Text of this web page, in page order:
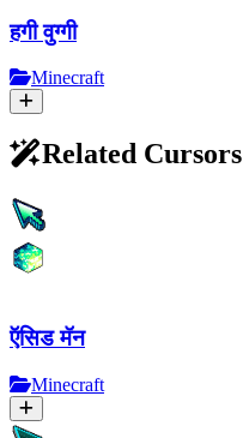
हगी वुग्गी
Minecraft
Related Cursors
ऍसिड मॅन
Minecraft